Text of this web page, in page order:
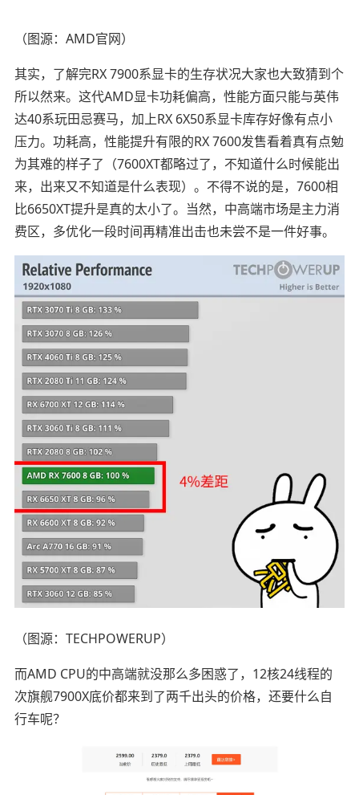
（图源：AMD官网）
其实，了解完RX 7900系显卡的生存状况大家也大致猜到个
所以然来。这代AMD显卡功耗偏高，性能方面只能与英伟
达40系玩田忌赛马，加上RX 6X50系显卡库存好像有点小
压力。功耗高，性能提升有限的RX 7600发售看着真有点勉
为其难的样子了（7600XT都略过了，不知道什么时候能出
来，出来又不知道是什么表现）。不得不说的是，7600相
比6650XT提升是真的太小了。当然，中高端市场是主力消
费区，多优化一段时间再精准出击也未尝不是一件好事。
（图源：TECHPOWERUP）
而AMD CPU的中高端就没那么多困惑了，12核24线程的
次旗舰7900X底价都来到了两千出头的价格，还要什么自
行车呢？